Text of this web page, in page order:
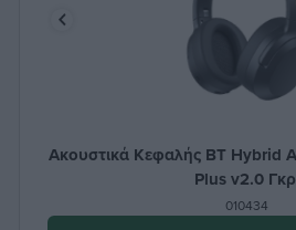
Ακουστικά Κεφαλής BT Hybrid
Plus v2.0
010434